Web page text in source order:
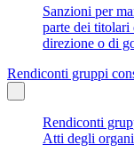
Sanzioni per
parte dei
direzione o di
Rendiconti gruppi
Rendiconti
Atti degli